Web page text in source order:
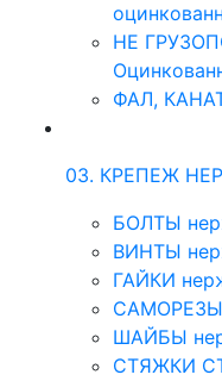
НЕ
ФАЛ,
03. КРЕПЕЖ
БОЛТЫ
ВИНТЫ
ГАЙКИ
ШАЙБЫ
СТЯЖКИ